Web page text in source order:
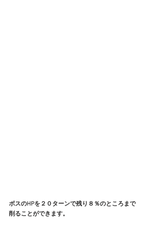
ボスのHPを２０ターンで残り８％のところまで
削ることができます。